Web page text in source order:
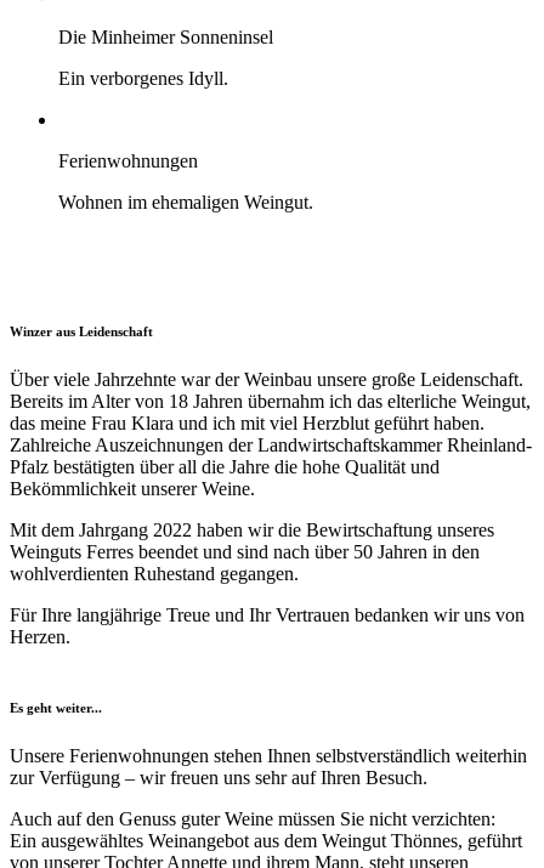
Die Minheimer Sonneninsel
Ein verborgenes Idyll.
Ferienwohnungen
Wohnen im ehemaligen Weingut.
Winzer aus Leidenschaft
Über viele Jahrzehnte war der Weinbau unsere große Leidenschaft.
Bereits im Alter von 18 Jahren übernahm ich das elterliche Weingut,
das meine Frau Klara und ich mit viel Herzblut geführt haben.
Zahlreiche Auszeichnungen der Landwirtschaftskammer Rheinland-
Pfalz bestätigten über all die Jahre die hohe Qualität und
Bekömmlichkeit unserer Weine.
Mit dem Jahrgang 2022 haben wir die Bewirtschaftung unseres
Weinguts Ferres beendet und sind nach über 50 Jahren in den
wohlverdienten Ruhestand gegangen.
Für Ihre langjährige Treue und Ihr Vertrauen bedanken wir uns von
Herzen.
Es geht weiter...
Unsere Ferienwohnungen stehen Ihnen selbstverständlich weiterhin
zur Verfügung – wir freuen uns sehr auf Ihren Besuch.
Auch auf den Genuss guter Weine müssen Sie nicht verzichten:
Ein ausgewähltes Weinangebot aus dem Weingut Thönnes, geführt
von unserer Tochter Annette und ihrem Mann, steht unseren